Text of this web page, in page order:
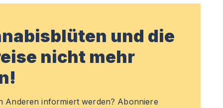
und die
nicht mehr
Anderen informiert werden? Abonniere